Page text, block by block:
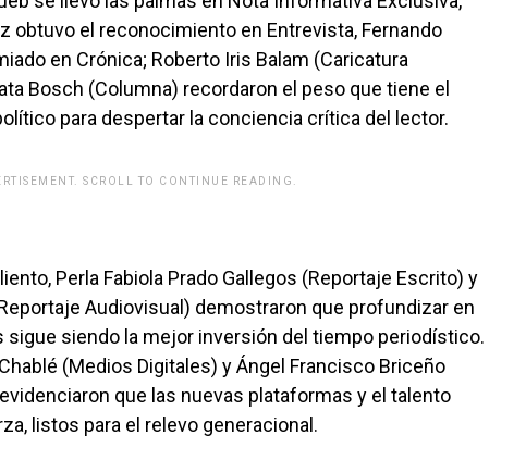
obtuvo el reconocimiento en Entrevista, Fernando
en Crónica; Roberto Iris Balam (Caricatura
Bosch (Columna) recordaron el peso que tiene el
para despertar la conciencia crítica del lector.
SCROLL TO CONTINUE READING.
Perla Fabiola Prado Gallegos (Reportaje Escrito) y
Audiovisual) demostraron que profundizar en
sigue siendo la mejor inversión del tiempo periodístico.
(Medios Digitales) y Ángel Francisco Briceño
que las nuevas plataformas y el talento
listos para el relevo generacional.